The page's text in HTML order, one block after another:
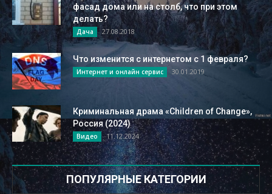
фасад дома или на столб, что при этом
делать?
Дача 27.08.2018
Что изменится с интернетом с 1 февраля?
Интернет и онлайн сервис 30.01.2019
Криминальная драма «Children of Change»,
Россия (2024)
Видео 11.12.2024
ПОПУЛЯРНЫЕ КАТЕГОРИИ